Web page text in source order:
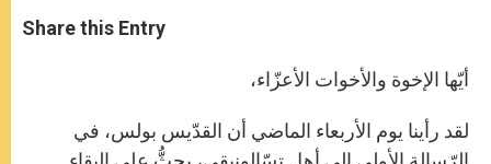
t
s
s
e
e
b
Share this Entry
أيّها الإخوة والأخوات الأعزّاء،
لقد رأينا يوم الأربعاء الماضي أن القدّيس بولس، في